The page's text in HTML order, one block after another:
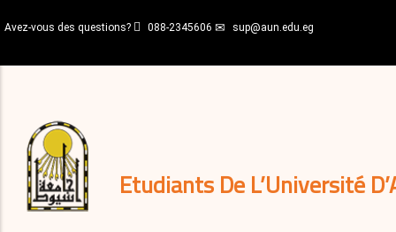
au
principal
Avez-vous des questions? 088-2345606 sup@aun.edu.eg
Etudiants De L’Université
décisions
Expatriés
Journal